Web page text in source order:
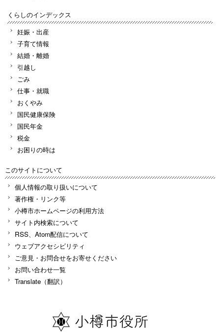
くらしのインデックス
妊娠・出産
子育て情報
結婚・離婚
引越し
ごみ
仕事・就職
おくやみ
国民健康保険
国民年金
税金
お困りの時は
このサイトについて
個人情報の取り扱いについて
著作権・リンク等
小樽市ホームページの利用方法
サイト内検索について
RSS、Atom配信について
ウェブアクセシビリティ
ご意見・お問合せをお寄せください
お問い合わせ一覧
Translate（翻訳）